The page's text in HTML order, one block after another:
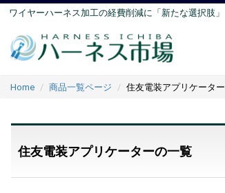
ワイヤーハーネス加工の経費削減に「新たな選択肢」
Home 商品一覧ページ 住友電装アプリケーター
住友電装アプリケーターの一覧